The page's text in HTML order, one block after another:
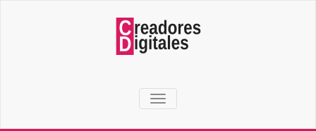
TOGGLE NAVIGATION